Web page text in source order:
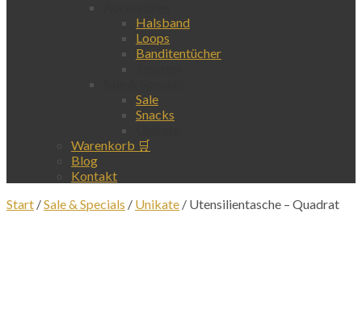
Halsband
Loops
Banditentücher
Sale
Snacks
Warenkorb 🛒
Blog
Kontakt
Start /Sale & Specials / Unikate / Utensilientasche – Quadrat